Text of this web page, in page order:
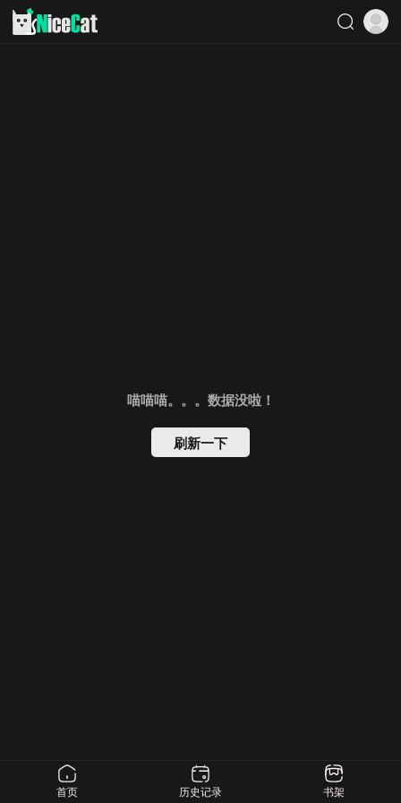
喵喵喵。。。数据没啦！
刷新一下
首页 历史记录 书架